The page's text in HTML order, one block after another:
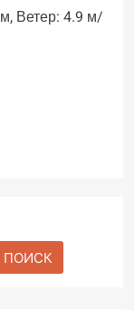
Ветер: 4.9 м/
ПОИСК